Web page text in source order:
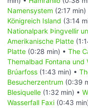
Namensystem (2:17 min)
Königreich Island (3:14
Nationalpark Þingvellir
Amerikanische Platte
Platte (0:28 min) • The
Themalbad Fontana und
Brúarfoss (1:43 min) •
Besucherzentrum (0:39
Blesiquelle (1:32 min) •
Wasserfall Faxi (0:43